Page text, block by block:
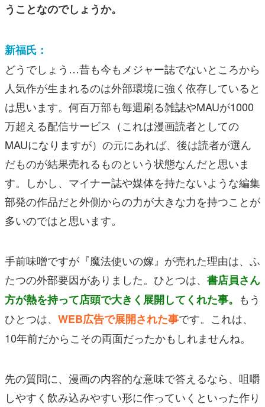
うことなのでしょうか。
新福氏：
どうでしょう…昔も今もメジャー誌でないところから
人気作が生まれるのは外部環境に強く依存していると
は思います。何百万部も毎週刷る雑誌やMAUが1000
万超える配信サービス（これは漫画読者としての
MAUになりますが）の元にあれば、後は読者が選ん
だものが結果売れるものという状態なんだと思いま
す。しかし、マイナー誌や媒体を持たないような編集
部発の作品だと外側からの力が大きな力を持つことが
多いのではと思います。
手前味噌ですが『魔法使いの嫁』が売れた理由は、ふ
たつの外部要因がありました。ひとつは、 書店員さん
方が熱を持って店頭で大きく展開してくれた事。 もう
ひとつは、 WEB広告で展開された事です。これは、
10年前だからこその両面だったかもしれませんね。
先の質問に、漫画の内容的な意味で答えるなら、咀嚼
しやすく飲み込みやすい形に作っていくといった作り